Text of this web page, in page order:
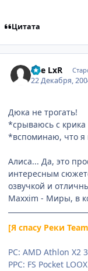
Цитата
The LxR
22 Декабря,
Дюка не трогать!
*срываюсь с крика
*вспоминаю, что я
Алиса... Да, это
интересным
озвучкой и
Maxxim - Миры, в
[Я спасу Реки
PC: AMD Athlon X2
PPC: FS Pocket